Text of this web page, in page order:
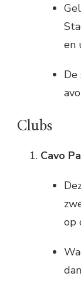
en
Clubs
Cavo
op